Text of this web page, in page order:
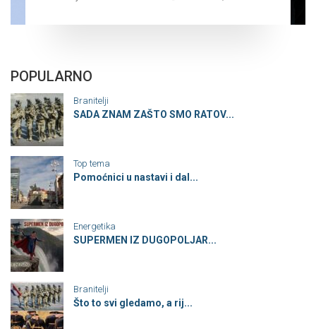
POPULARNO
Branitelji
SADA ZNAM ZAŠTO SMO RATOV...
Top tema
Pomoćnici u nastavi i dal...
Energetika
SUPERMEN IZ DUGOPOLJAR...
Branitelji
Što to svi gledamo, a rij...